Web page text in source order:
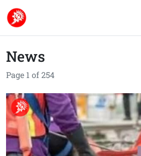
News
Page 1 of 254